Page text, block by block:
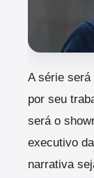
A série será
por seu
será o
executivo
narrativa